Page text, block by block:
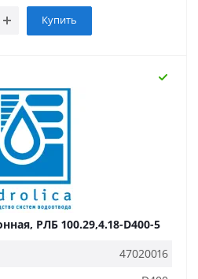
Купить
РЛБ 100.29,4.18-D400-5
47020016